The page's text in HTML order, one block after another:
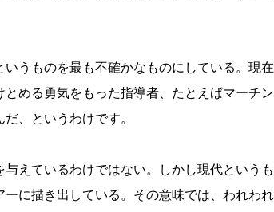
うものを最も不確かなものにしている。現
める勇気をもった指導者、たとえばマーチ
、というわけです。
えているわけではない。しかし現代というも
に描き出している。その意味では、われわ